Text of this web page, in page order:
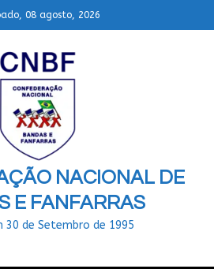
08 agosto, 2026
NACIONAL DE
E FANFARRAS
30 de Setembro de 1995